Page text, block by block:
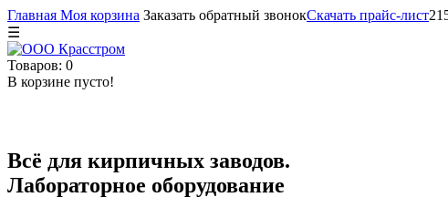
Главная Моя корзина Заказать обратный звонокСкачать прайс-лист
☰
Товаров: 0
В корзине пусто!
Всё для кирпичных заводов.
Лабораторное оборудование